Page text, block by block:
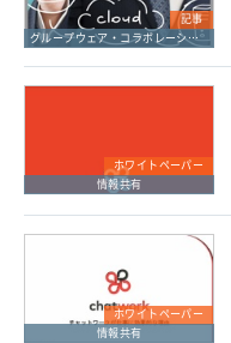
記事
グループウェア・コラボレーション
ホワイトペーパー
情報共有
ホワイトペーパー
情報共有